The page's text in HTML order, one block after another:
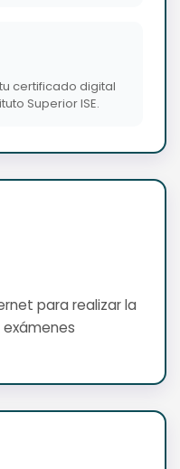
certificado digital
Superior ISE.
para realizar la